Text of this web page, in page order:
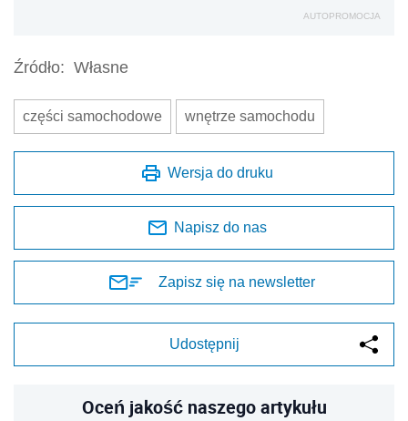
AUTOPROMOCJA
Źródło: Własne
części samochodowe wnętrze samochodu
Wersja do druku
Napisz do nas
Zapisz się na newsletter
Udostępnij
Oceń jakość naszego artykułu